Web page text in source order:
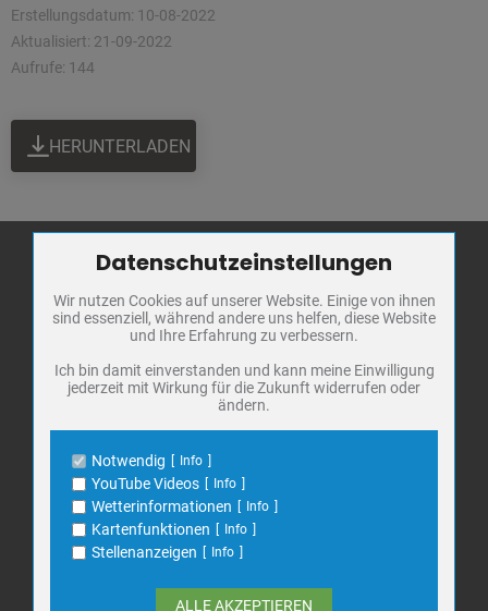
Erstellungsdatum: 10-08-2022
Aktualisiert: 21-09-2022
Aufrufe: 144
HERUNTERLADEN
Stadt Bad
Frankenhausen
Markt 1
06567 Bad Frankenhausen
Telefon: 034671 7 20 0
E-Mail:info@bad-frankenhausen.de
Search
for:
Zum Betrieb der Seite notwendige Cookies / Drittanbieter:
Name
PHP Session Cookie
Anbieter
Eigentümer dieser Website
Schutz
Cookie Name
PHPSESSID, fe_typo_user
Name
Cookiespeicherung Entscheidungscookie
Anbieter
Eigentümer dieser Website
Zweck
Speichert die Einstellungen der Besucher
bezüglich der Speicherung von Cookies.
Cookie Name
dywc
1 Jahr
Datenschutzeinstellungen
Wir nutzen Cookies auf unserer Website. Einige von ihnen
sind essenziell, während andere uns helfen, diese Website
und Ihre Erfahrung zu verbessern.
Ich bin damit einverstanden und kann meine Einwilligung
jederzeit mit Wirkung für die Zukunft widerrufen oder
ändern.
Notwendig Info
YouTube Videos Info
Wetterinformationen Info
Kartenfunktionen Info
Stellenanzeigen Info
ALLE AKZEPTIEREN